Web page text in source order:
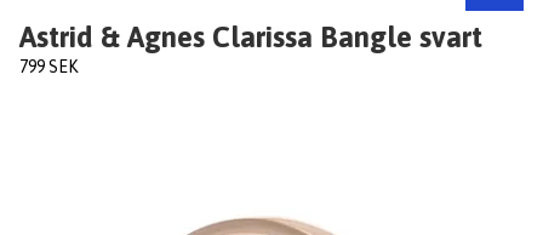
Astrid & Agnes Clarissa Bangle svart
799 SEK